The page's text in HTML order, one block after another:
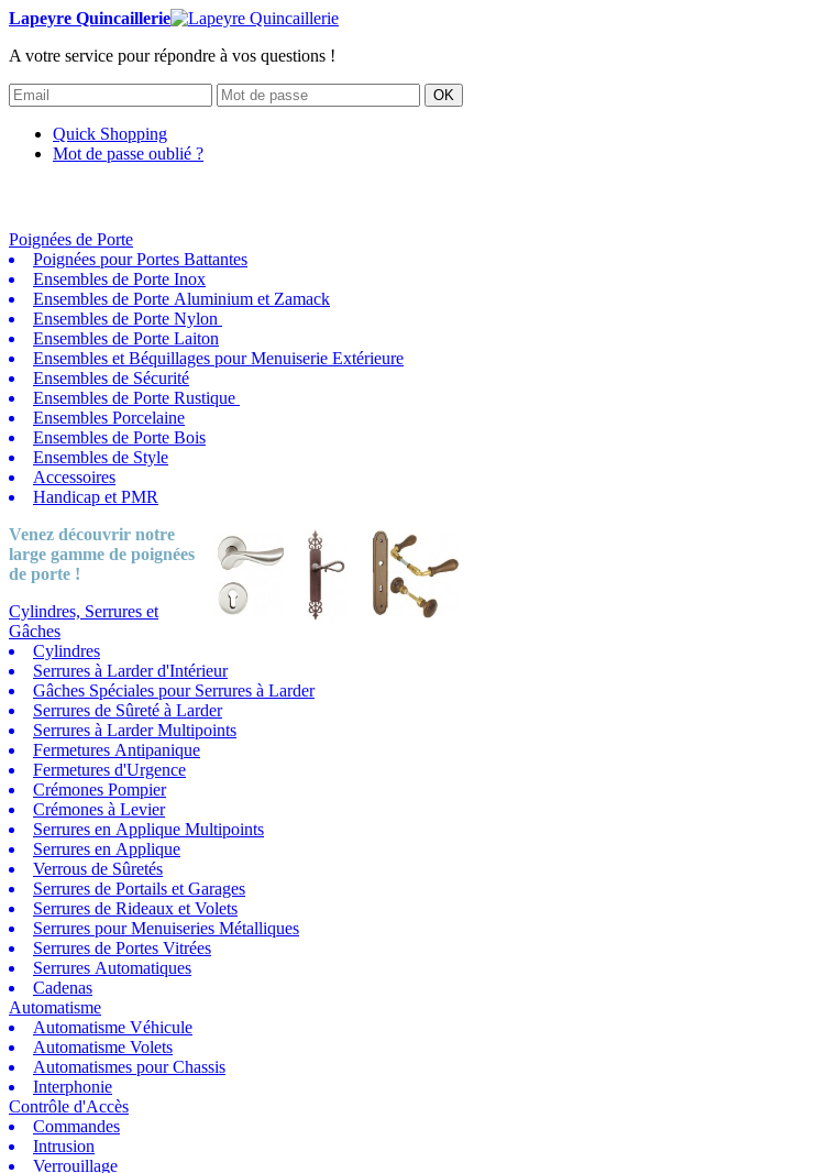
Lapeyre Quincaillerie
A votre service pour répondre à vos questions !
OK
Quick Shopping
Mot de passe oublié ?
Poignées de Porte
Poignées pour Portes Battantes
Ensembles de Porte Inox
Ensembles de Porte Aluminium et Zamack
Ensembles de Porte Nylon
Ensembles de Porte Laiton
Ensembles et Béquillages pour Menuiserie Extérieure
Ensembles de Sécurité
Ensembles de Porte Rustique
Ensembles Porcelaine
Ensembles de Porte Bois
Ensembles de Style
Accessoires
Handicap et PMR
Venez découvrir notre
large gamme de poignées
de porte !
Cylindres, Serrures et
Gâches
Cylindres
Serrures à Larder d'Intérieur
Gâches Spéciales pour Serrures à Larder
Serrures de Sûreté à Larder
Serrures à Larder Multipoints
Fermetures Antipanique
Fermetures d'Urgence
Crémones Pompier
Crémones à Levier
Serrures en Applique Multipoints
Serrures en Applique
Verrous de Sûretés
Serrures de Portails et Garages
Serrures de Rideaux et Volets
Serrures pour Menuiseries Métalliques
Serrures de Portes Vitrées
Serrures Automatiques
Cadenas
Automatisme
Automatisme Véhicule
Automatisme Volets
Automatismes pour Chassis
Interphonie
Contrôle d'Accès
Commandes
Intrusion
Verrouillage